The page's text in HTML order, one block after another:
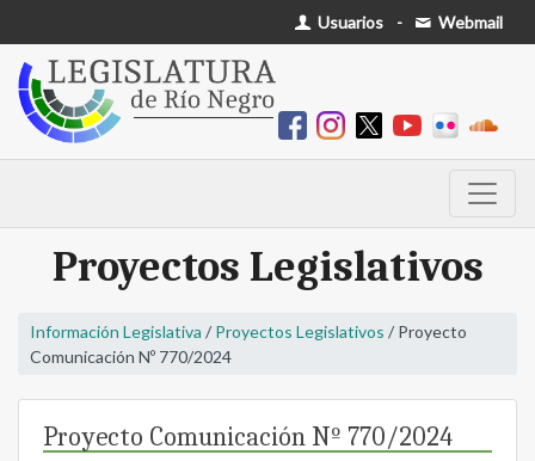
Usuarios - Webmail
Proyectos Legislativos
Información Legislativa / Proyectos Legislativos / Proyecto
Comunicación Nº 770/2024
Proyecto Comunicación Nº 770/2024